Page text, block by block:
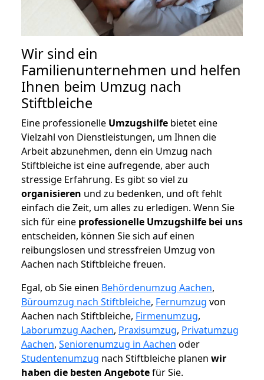
Wir sind ein
Familienunternehmen und helfen
Ihnen beim Umzug nach
Stiftbleiche
Eine professionelle Umzugshilfe bietet eine
Vielzahl von Dienstleistungen, um Ihnen die
Arbeit abzunehmen, denn ein Umzug nach
Stiftbleiche ist eine aufregende, aber auch
stressige Erfahrung. Es gibt so viel zu
organisieren und zu bedenken, und oft fehlt
einfach die Zeit, um alles zu erledigen. Wenn Sie
sich für eine professionelle Umzugshilfe bei uns
entscheiden, können Sie sich auf einen
reibungslosen und stressfreien Umzug von
Aachen nach Stiftbleiche freuen.
Egal, ob Sie einen Behördenumzug Aachen,
Büroumzug nach Stiftbleiche, Fernumzug von
Aachen nach Stiftbleiche, Firmenumzug,
Laborumzug Aachen, Praxisumzug, Privatumzug
Aachen, Seniorenumzug in Aachen oder
Studentenumzug nach Stiftbleiche planen wir
haben die besten Angebotefür Sie.